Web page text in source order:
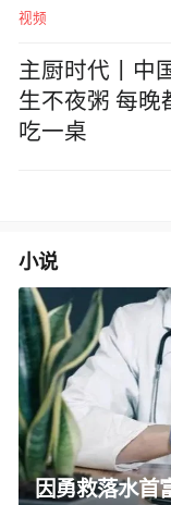
视频
主厨时代丨中
生不夜粥 每晚
吃一桌
小说
因勇救落水首